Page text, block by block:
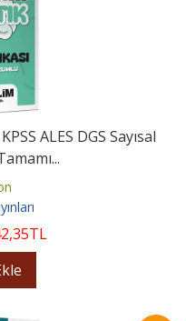
ALES DGS Sayısal
,35TL